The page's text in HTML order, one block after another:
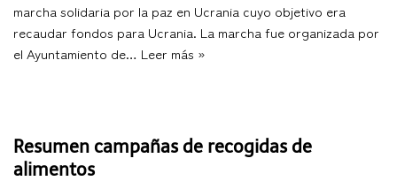
marcha solidaria por la paz en Ucrania cuyo objetivo era
recaudar fondos para Ucrania. La marcha fue organizada por
el Ayuntamiento de… Leer más »
Resumen campañas de recogidas de
alimentos